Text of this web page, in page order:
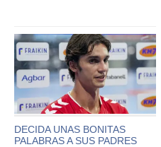
DECIDA UNAS BONITAS
PALABRAS A SUS PADRES